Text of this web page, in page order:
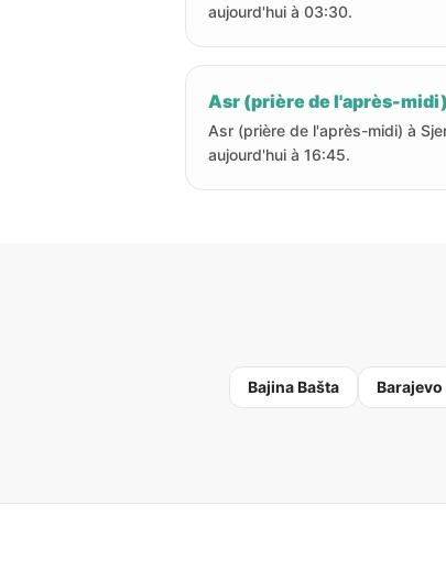
aujourd'hui à 03:30.
Asr (prière de l'après-midi)
Asr (prière de l'après-midi) à
aujourd'hui à 16:45.
Bajina Bašta Barajevo